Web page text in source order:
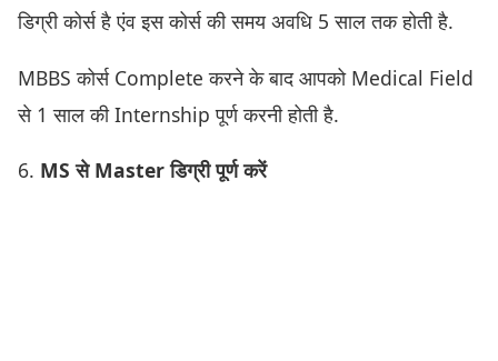
डिग्री कोर्स है एंव इस कोर्स की समय अवधि 5 साल तक होती है.
MBBS कोर्स Complete करने के बाद आपको Medical Field
से 1 साल की Internship पूर्ण करनी होती है.
6. MS से Master डिग्री पूर्ण करें